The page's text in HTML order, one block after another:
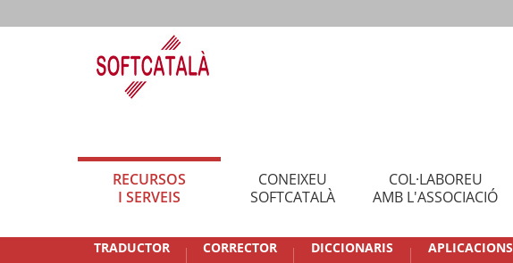
RECURSOS
I SERVEIS
CONEIXEU
SOFTCATALÀ
COL·LABOREU
AMB L'ASSOCIACIÓ
TRADUCTOR CORRECTOR DICCIONARIS APLICACIONS